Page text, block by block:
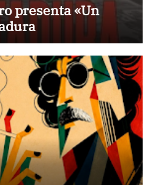
presenta «Un